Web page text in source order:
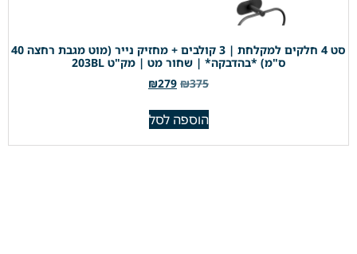
סט 4 חלקים למקלחת | 3 קולבים + מחזיק נייר (מוט מגבת רחצה 40
ס"מ) *בהדבקה* | שחור מט | מק"ט 203BL
₪375
₪279
הוספה לסל